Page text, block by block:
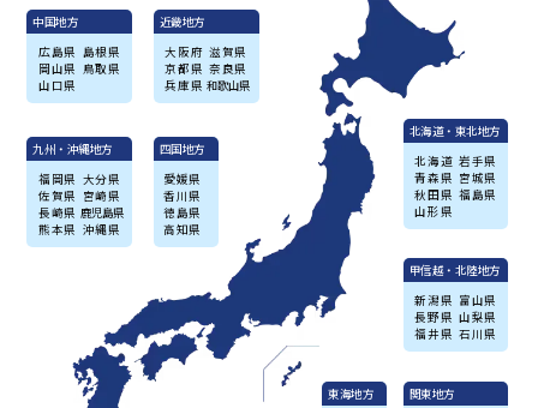
北海道・東北地方
北海道 岩手県
青森県 宮城県
秋田県 福島県
山形県
甲信越・北陸地方
新潟県 富山県
長野県 山梨県
福井県 石川県
関東地方
東海地方
近畿地方
大阪府 滋賀県
京都県 奈良県
兵庫県 和歌山県
中国地方
広島県 島根県
岡山県 鳥取県
山口県
四国地方
愛媛県
香川県
徳島県
高知県
九州・沖縄地方
福岡県 大分県
佐賀県 宮崎県
長崎県 鹿児島県
熊本県 沖縄県